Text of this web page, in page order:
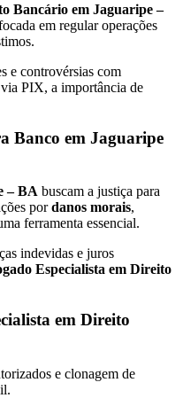
Bancário em Jaguaripe –
em regular operações
e controvérsias com
PIX, a importância de
Banco em Jaguaripe
– BA buscam a justiça para
pordanos morais,
ferramenta essencial.
indevidas e juros
Especialista em Direito
em Direito
e clonagem de